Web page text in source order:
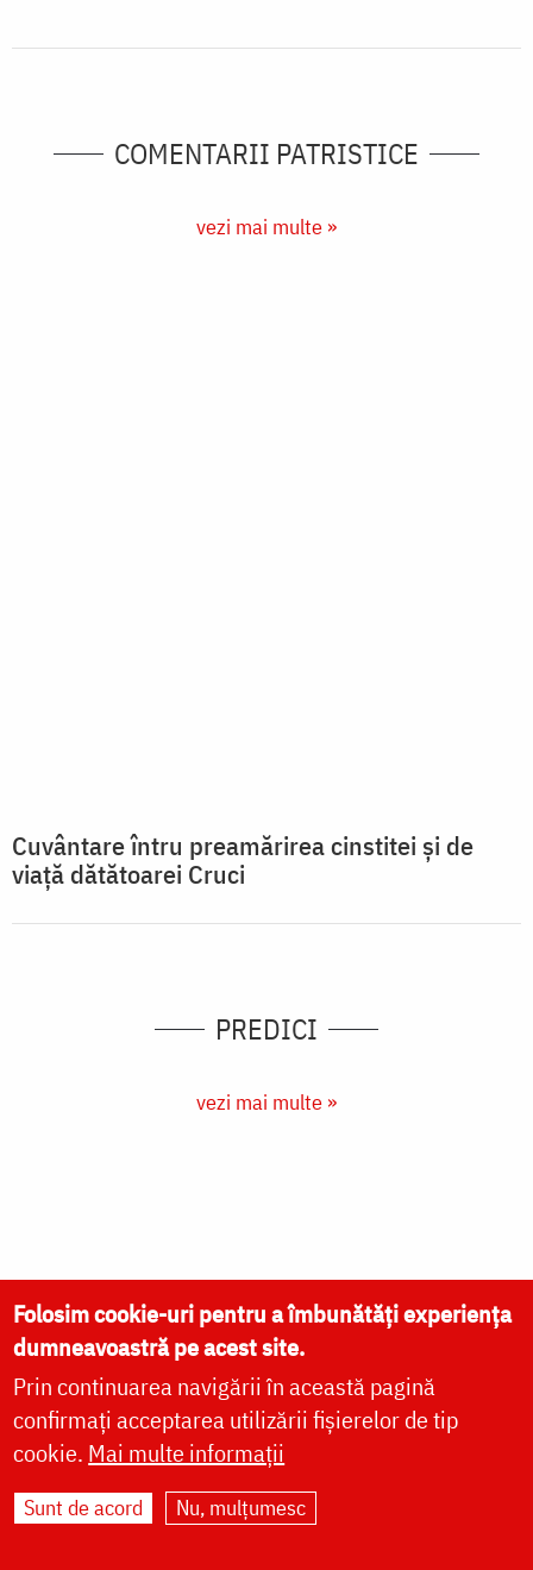
COMENTARII PATRISTICE
vezi mai multe »
PREDICI
vezi mai multe »
Folosim cookie-uri pentru a îmbunătăți experiența
dumneavoastră pe acest site.
Prin continuarea navigării în această pagină
confirmați acceptarea utilizării fișierelor de tip
cookie. Mai multe informații
Sunt de acord Nu, mulțumesc